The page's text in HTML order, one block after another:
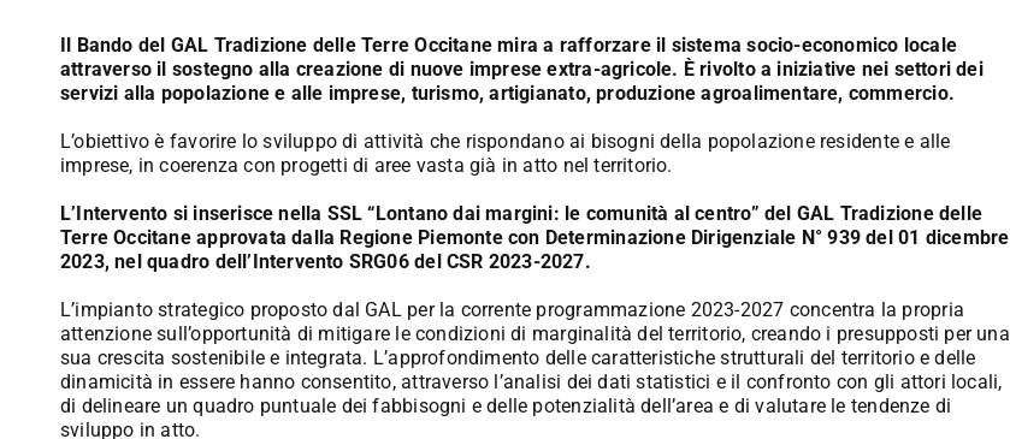
Il Bando del GAL Tradizione delle Terre Occitane mira a rafforzare il sistema socio-economico locale
attraverso il sostegno alla creazione di nuove imprese extra-agricole. È rivolto a iniziative nei settori dei
servizi alla popolazione e alle imprese, turismo, artigianato, produzione agroalimentare, commercio.
L’obiettivo è favorire lo sviluppo di attività che rispondano ai bisogni della popolazione residente e alle
imprese, in coerenza con progetti di aree vasta già in atto nel territorio.
L’Intervento si inserisce nella SSL “Lontano dai margini: le comunità al centro” del GAL Tradizione delle
Terre Occitane approvata dalla Regione Piemonte con Determinazione Dirigenziale N° 939 del 01 dicembre
2023, nel quadro dell’Intervento SRG06 del CSR 2023-2027.
L’impianto strategico proposto dal GAL per la corrente programmazione 2023-2027 concentra la propria
attenzione sull’opportunità di mitigare le condizioni di marginalità del territorio, creando i presupposti per una
sua crescita sostenibile e integrata. L’approfondimento delle caratteristiche strutturali del territorio e delle
dinamicità in essere hanno consentito, attraverso l’analisi dei dati statistici e il confronto con gli attori locali,
di delineare un quadro puntuale dei fabbisogni e delle potenzialità dell’area e di valutare le tendenze di
sviluppo in atto.